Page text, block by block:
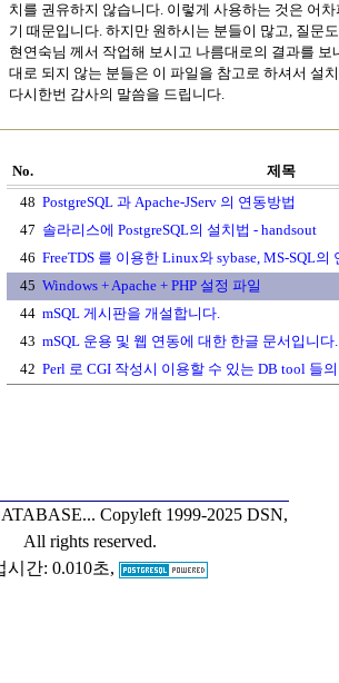
치를 권유하지 않습니다. 이렇게 사용하는 것은 어
기 때문입니다. 하지만 원하시는 분들이 많고, 질문
현연숙님 께서 작업해 보시고 나름대로의 결과를
대로 되지 않는 분들은 이 파일을 참고로 하셔서 설
다시한번 감사의 말씀을 드립니다.
No.
제목
48 PostgreSQL 과 Apache-JServ 의 연동방법
47 솔라리스에 PostgreSQL의 설치법 - handsout
46 FreeTDS 를 이용한 Linux와 sybase, MS-SQL의
45 Windows + Apache + PHP 설정 파일
44 mSQL 게시판을 개설합니다.
43 mSQL 운용 및 웹 연동에 대한 한글 문서입니다.
42 Perl 로 CGI 작성시 이용할 수 있는 DB tool 들
Copyleft 1999-2025 DSN,
All rights reserved.
시간: 0.010초,